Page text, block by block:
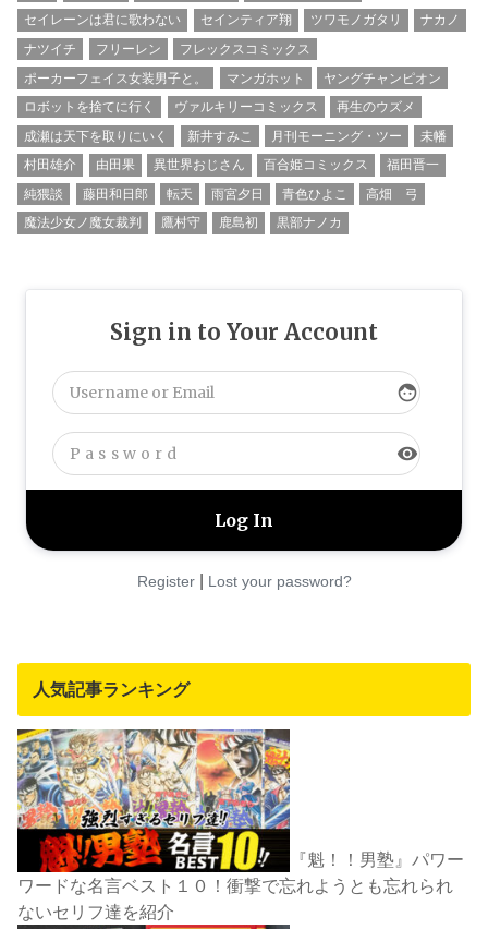
セイレーンは君に歌わない
セインティア翔 ツワモノガタリ
ナカノ
ナツイチ
フリーレン
フレックスコミックス
ポーカーフェイス女装男子と。
マンガホット
ヤングチャンピオン
ロボットを捨てに行く
ヴァルキリーコミックス
再生のウズメ
成瀬は天下を取りにいく
新井すみこ 月刊モーニング・ツー
未幡
村田雄介
由田果 異世界おじさん 百合姫コミックス
福田晋一
純猥談
藤田和日郎 転天 雨宮夕日 青色ひよこ
高畑 弓
魔法少女ノ魔女裁判
鷹村守 鹿島初 黒部ナノカ
Sign in to Your Account
face
visibility
Register| Lost your password?
人気記事ランキング
『魁！！男塾』パワー
ワードな名言ベスト１０！衝撃で忘れようとも忘れられ
ないセリフ達を紹介